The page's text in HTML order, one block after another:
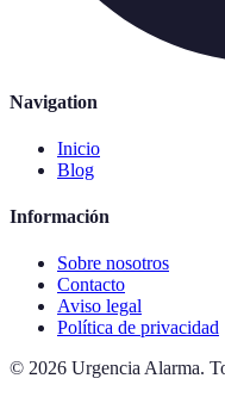
Navigation
Inicio
Blog
Información
Sobre nosotros
Contacto
Aviso legal
Política de privacidad
© 2026 Urgencia Alarma.